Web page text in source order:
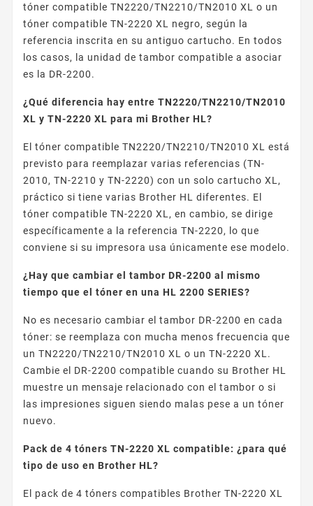
tóner compatible TN2220/TN2210/TN2010 XL o un
tóner compatible TN-2220 XL negro, según la
referencia inscrita en su antiguo cartucho. En todos
los casos, la unidad de tambor compatible a asociar
es la DR-2200.
¿Qué diferencia hay entre TN2220/TN2210/TN2010
XL y TN-2220 XL para mi Brother HL?
El tóner compatible TN2220/TN2210/TN2010 XL está
previsto para reemplazar varias referencias (TN-
2010, TN-2210 y TN-2220) con un solo cartucho XL,
práctico si tiene varias Brother HL diferentes. El
tóner compatible TN-2220 XL, en cambio, se dirige
específicamente a la referencia TN-2220, lo que
conviene si su impresora usa únicamente ese modelo.
¿Hay que cambiar el tambor DR-2200 al mismo
tiempo que el tóner en una HL 2200 SERIES?
No es necesario cambiar el tambor DR-2200 en cada
tóner: se reemplaza con mucha menos frecuencia que
un TN2220/TN2210/TN2010 XL o un TN-2220 XL.
Cambie el DR-2200 compatible cuando su Brother HL
muestre un mensaje relacionado con el tambor o si
las impresiones siguen siendo malas pese a un tóner
nuevo.
Pack de 4 tóners TN-2220 XL compatible: ¿para qué
tipo de uso en Brother HL?
El pack de 4 tóners compatibles Brother TN-2220 XL